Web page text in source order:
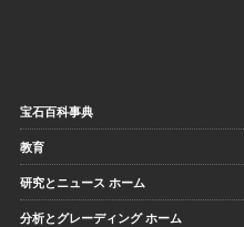
宝石百科事典
教育
研究とニュース ホーム
分析とグレーディング ホーム